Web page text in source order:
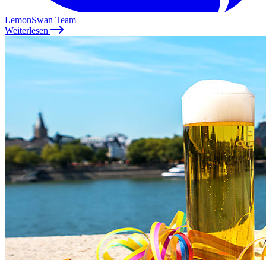
LemonSwan Team
Weiterlesen